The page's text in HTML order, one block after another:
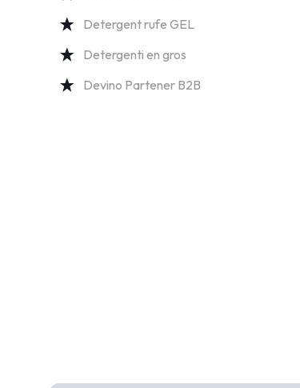
Detergent rufe GEL
Detergenti en gros
Devino Partener B2B